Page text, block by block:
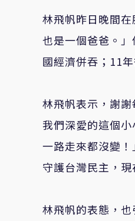
林飛帆昨日晚間
也是一個爸爸。
國經濟併吞；11
林飛帆表示，謝
我們深愛的這個
一路走來都沒變
守護台灣民主，
林飛帆的表態，也